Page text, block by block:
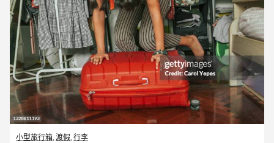
小型旅行箱, 渡假, 行李